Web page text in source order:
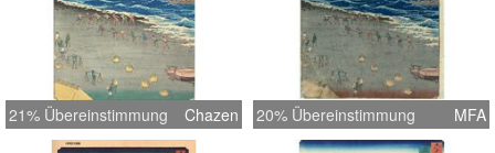
21% Übereinstimmung Chazen 20% Übereinstimmung MFA